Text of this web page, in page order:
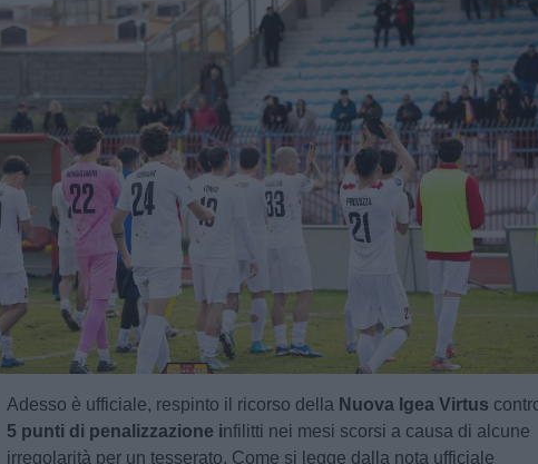
Adesso è ufficiale, respinto il ricorso della Nuova Igea Virtus
5 punti di penalizzazione infilitti nei mesi scorsi a causa di alcune
irregolarità per un tesserato. Come si legge dalla nota ufficiale